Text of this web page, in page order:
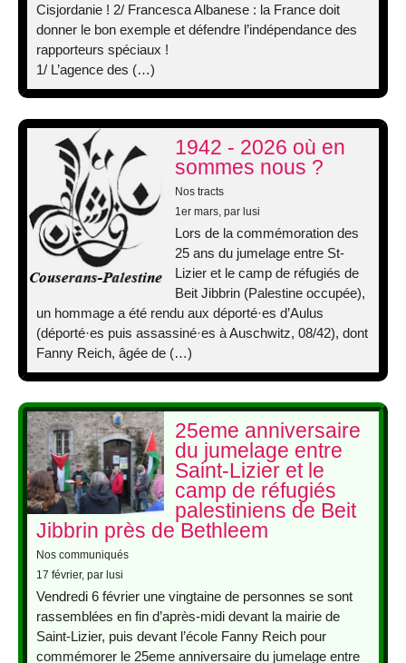
Cisjordanie ! 2/ Francesca Albanese : la France doit
donner le bon exemple et défendre l’indépendance des
rapporteurs spéciaux !
1/ L’agence des (…)
1942 - 2026 où en
sommes nous ?
Nos tracts
1er mars, par lusi
Lors de la commémoration des
25 ans du jumelage entre St-
Lizier et le camp de réfugiés de
Beit Jibbrin (Palestine occupée),
un hommage a été rendu aux déporté·es d’Aulus
(déporté·es puis assassiné·es à Auschwitz, 08/42), dont
Fanny Reich, âgée de (…)
25eme anniversaire
du jumelage entre
Saint-Lizier et le
camp de réfugiés
palestiniens de Beit
Jibbrin près de Bethleem
Nos communiqués
17 février, par lusi
Vendredi 6 février une vingtaine de personnes se sont
rassemblées en fin d’après-midi devant la mairie de
Saint-Lizier, puis devant l’école Fanny Reich pour
commémorer le 25eme anniversaire du jumelage entre